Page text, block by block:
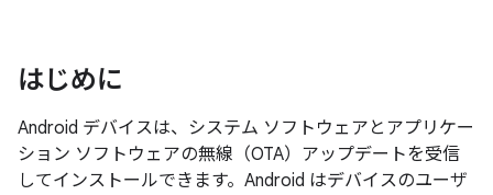
はじめに
Android デバイスは、システム ソフトウェアとアプリケー
ション ソフトウェアの無線（OTA）アップデートを受信
してインストールできます。Android はデバイスのユーザ